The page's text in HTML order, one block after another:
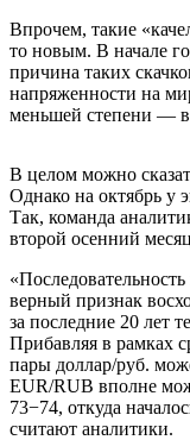
Впрочем, такие
то новым. В начале
причина таких
напряженности на
меньшей степени —
В целом можно
Однако на октябрь у
Так, команда
второй осенний
верный признак
за последние 20 лет
Прибавляя в рамках
пары доллар/руб.
EUR/RUB вполне
73−74, откуда
считают аналитики.